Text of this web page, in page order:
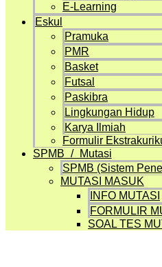
E-Learning
Eskul
Pramuka
PMR
Basket
Futsal
Paskibra
Lingkungan Hidup
Karya Ilmiah
Formulir
SPMB / Mutasi
SPMB (Sistem
MUTASI MASUK
INFO MUTASI
FORMULIR
SOAL TES